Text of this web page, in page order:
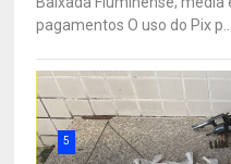
pagamentos O uso do Pix p...
5